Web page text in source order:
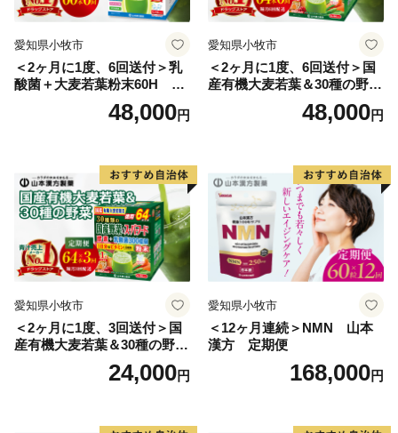
愛知県小牧市
＜2ヶ月に1度、6回送付＞乳
酸菌＋大麦若葉粉末60H 山
48,000円
愛知県小牧市
＜2ヶ月に1度、6回送付＞国
産有機大麦若葉＆30種の野
菜 山本漢方 定期便
48,000円
愛知県小牧市
＜2ヶ月に1度、3回送付＞国
産有機大麦若葉＆30種の野
菜 山本漢方 定期便
24,000円
愛知県小牧市
＜12ヶ月連続＞NMN 山本
漢方 定期便
168,000円